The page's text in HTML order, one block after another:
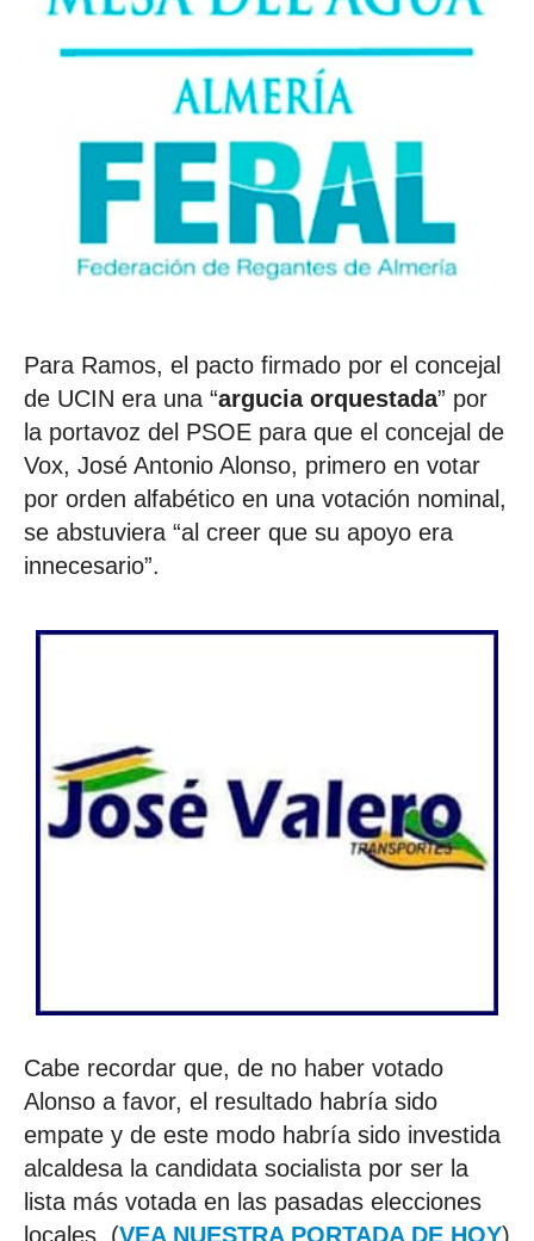
Para Ramos, el pacto firmado por el concejal
de UCIN era una “argucia orquestada” por
la portavoz del PSOE para que el concejal de
Vox, José Antonio Alonso, primero en votar
por orden alfabético en una votación nominal,
se abstuviera “al creer que su apoyo era
innecesario”.
Cabe recordar que, de no haber votado
Alonso a favor, el resultado habría sido
empate y de este modo habría sido investida
alcaldesa la candidata socialista por ser la
lista más votada en las pasadas elecciones
locales. (VEA NUESTRA PORTADA DE HOY)